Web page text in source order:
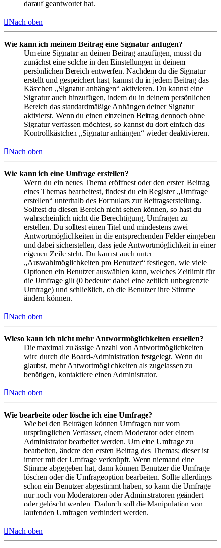
darauf geantwortet hat.
Nach oben
Wie kann ich meinem Beitrag eine Signatur anfügen?
Um eine Signatur an deinen Beitrag anzufügen, musst du
zunächst eine solche in den Einstellungen in deinem
persönlichen Bereich entwerfen. Nachdem du die Signatur
erstellt und gespeichert hast, kannst du in jedem Beitrag das
Kästchen „Signatur anhängen“ aktivieren. Du kannst eine
Signatur auch hinzufügen, indem du in deinem persönlichen
Bereich das standardmäßige Anhängen deiner Signatur
aktivierst. Wenn du einen einzelnen Beitrag dennoch ohne
Signatur verfassen möchtest, so kannst du dort einfach das
Kontrollkästchen „Signatur anhängen“ wieder deaktivieren.
Nach oben
Wie kann ich eine Umfrage erstellen?
Wenn du ein neues Thema eröffnest oder den ersten Beitrag
eines Themas bearbeitest, findest du ein Register „Umfrage
erstellen“ unterhalb des Formulars zur Beitragserstellung.
Solltest du diesen Bereich nicht sehen können, so hast du
wahrscheinlich nicht die Berechtigung, Umfragen zu
erstellen. Du solltest einen Titel und mindestens zwei
Antwortmöglichkeiten in die entsprechenden Felder eingeben
und dabei sicherstellen, dass jede Antwortmöglichkeit in einer
eigenen Zeile steht. Du kannst auch unter
„Auswahlmöglichkeiten pro Benutzer“ festlegen, wie viele
Optionen ein Benutzer auswählen kann, welches Zeitlimit für
die Umfrage gilt (0 bedeutet dabei eine zeitlich unbegrenzte
Umfrage) und schließlich, ob die Benutzer ihre Stimme
ändern können.
Nach oben
Wieso kann ich nicht mehr Antwortmöglichkeiten erstellen?
Die maximal zulässige Anzahl von Antwortmöglichkeiten
wird durch die Board-Administration festgelegt. Wenn du
glaubst, mehr Antwortmöglichkeiten als zugelassen zu
benötigen, kontaktiere einen Administrator.
Nach oben
Wie bearbeite oder lösche ich eine Umfrage?
Wie bei den Beiträgen können Umfragen nur vom
ursprünglichen Verfasser, einem Moderator oder einem
Administrator bearbeitet werden. Um eine Umfrage zu
bearbeiten, ändere den ersten Beitrag des Themas; dieser ist
immer mit der Umfrage verknüpft. Wenn niemand eine
Stimme abgegeben hat, dann können Benutzer die Umfrage
löschen oder die Umfrageoption bearbeiten. Sollte allerdings
schon ein Benutzer abgestimmt haben, so kann die Umfrage
nur noch von Moderatoren oder Administratoren geändert
oder gelöscht werden. Dadurch soll die Manipulation von
laufenden Umfragen verhindert werden.
Nach oben